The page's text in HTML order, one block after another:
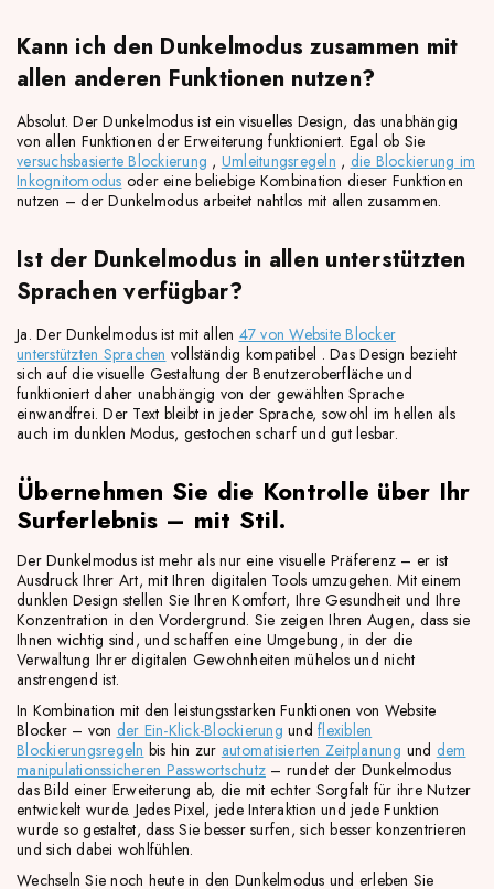
Kann ich den Dunkelmodus zusammen mit
allen anderen Funktionen nutzen?
Absolut. Der Dunkelmodus ist ein visuelles Design, das unabhängig
von allen Funktionen der Erweiterung funktioniert. Egal ob Sie
versuchsbasierte Blockierung , Umleitungsregeln , die Blockierung im
Inkognitomodus oder eine beliebige Kombination dieser Funktionen
nutzen – der Dunkelmodus arbeitet nahtlos mit allen zusammen.
Ist der Dunkelmodus in allen unterstützten
Sprachen verfügbar?
Ja. Der Dunkelmodus ist mit allen 47 von Website Blocker
unterstützten Sprachen vollständig kompatibel . Das Design bezieht
sich auf die visuelle Gestaltung der Benutzeroberfläche und
funktioniert daher unabhängig von der gewählten Sprache
einwandfrei. Der Text bleibt in jeder Sprache, sowohl im hellen als
auch im dunklen Modus, gestochen scharf und gut lesbar.
Übernehmen Sie die Kontrolle über Ihr
Surferlebnis – mit Stil.
Der Dunkelmodus ist mehr als nur eine visuelle Präferenz – er ist
Ausdruck Ihrer Art, mit Ihren digitalen Tools umzugehen. Mit einem
dunklen Design stellen Sie Ihren Komfort, Ihre Gesundheit und Ihre
Konzentration in den Vordergrund. Sie zeigen Ihren Augen, dass sie
Ihnen wichtig sind, und schaffen eine Umgebung, in der die
Verwaltung Ihrer digitalen Gewohnheiten mühelos und nicht
anstrengend ist.
In Kombination mit den leistungsstarken Funktionen von Website
Blocker – von der Ein-Klick-Blockierung und flexiblen
Blockierungsregeln bis hin zur automatisierten Zeitplanung und dem
manipulationssicheren Passwortschutz – rundet der Dunkelmodus
das Bild einer Erweiterung ab, die mit echter Sorgfalt für ihre Nutzer
entwickelt wurde. Jedes Pixel, jede Interaktion und jede Funktion
wurde so gestaltet, dass Sie besser surfen, sich besser konzentrieren
und sich dabei wohlfühlen.
Wechseln Sie noch heute in den Dunkelmodus und erleben Sie